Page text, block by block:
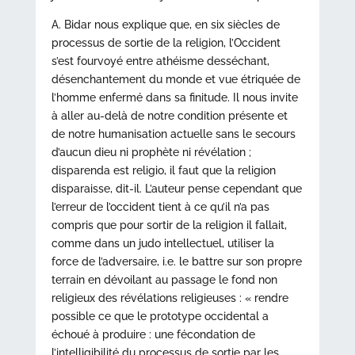
A. Bidar nous explique que, en six siècles de
processus de sortie de la religion, l’Occident
s’est fourvoyé entre athéisme desséchant,
désenchantement du monde et vue étriquée de
l’homme enfermé dans sa finitude. Il nous invite
à aller au-delà de notre condition présente et
de notre humanisation actuelle sans le secours
d’aucun dieu ni prophète ni révélation ;
disparenda est religio, il faut que la religion
disparaisse, dit-il. L’auteur pense cependant que
l’erreur de l’occident tient à ce qu’il n’a pas
compris que pour sortir de la religion il fallait,
comme dans un judo intellectuel, utiliser la
force de l’adversaire, i.e. le battre sur son propre
terrain en dévoilant au passage le fond non
religieux des révélations religieuses : « rendre
possible ce que le prototype occidental a
échoué à produire : une fécondation de